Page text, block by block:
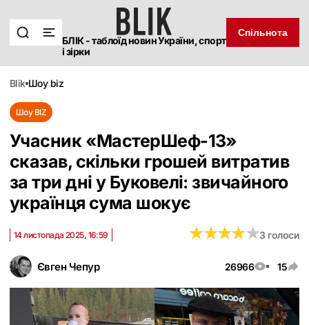
БЛІК - таблоїд новин України, спорт
і зірки
Спільнота
blik шоу biz
Шоу BIZ
Учасник «‎МастерШеф-13»
сказав, скільки грошей витратив
за три дні у Буковелі: звичайного
українця сума шокує
Євген Чепур 26966 15
14 листопада 2025, 16:59 ★★★★★
★★★★★3 голоси